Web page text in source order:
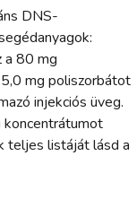
DNS-
a 80 mg
mg poliszorbátot
injekciós üveg.
teljes listáját lásd a